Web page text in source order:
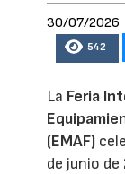
30/07/2026
542
La Feria
(EMAF)
de junio